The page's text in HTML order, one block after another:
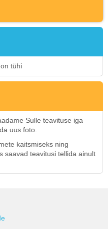
tühi
Sulle teavituse iga
uus foto.
kaitsmiseks ning
saavad teavitusi tellida ainult